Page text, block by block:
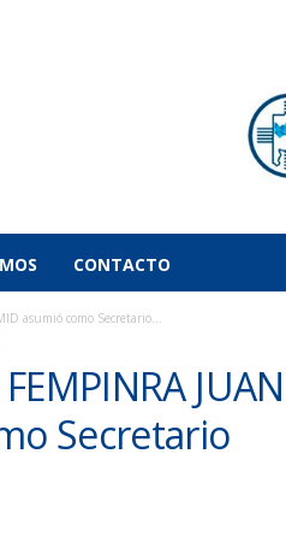
CONTACTO
asumió como Secretario...
JUAN
Secretario